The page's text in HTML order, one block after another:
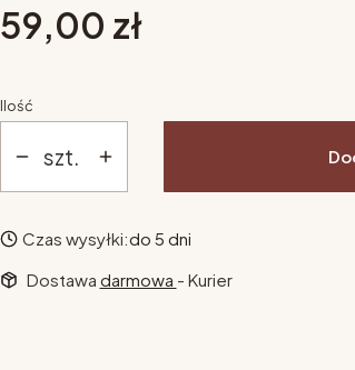
Cena
59,00 zł
Ilość
szt.
Czas wysyłki:do 5 dni
Dostawa darmowa - Kurier